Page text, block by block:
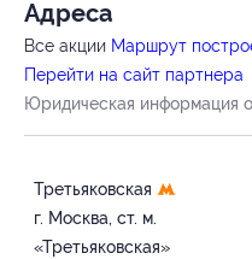
Адресa
Все акции Маршрут
Перейти на сайт партнера
Юридическая информация
Третьяковская
г. Москва, ст. м.
«Третьяковская»